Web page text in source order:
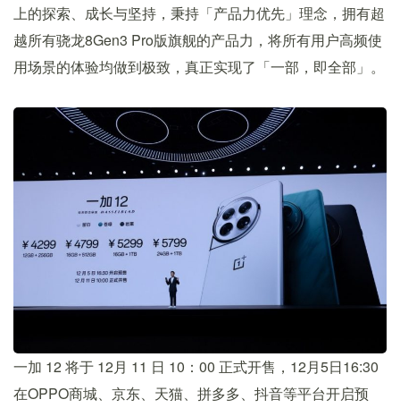
上的探索、成长与坚持，秉持「产品力优先」理念，拥有超
越所有骁龙8Gen3 Pro版旗舰的产品力，将所有用户高频使
用场景的体验均做到极致，真正实现了「一部，即全部」。
一加 12 将于 12月 11 日 10：00 正式开售，12月5日16:30
在OPPO商城、京东、天猫、拼多多、抖音等平台开启预